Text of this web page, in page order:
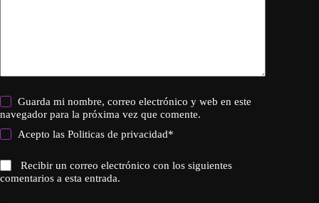
Guarda mi nombre, correo electrónico y web en este
navegador para la próxima vez que comente.
Acepto lasPoliticas de privacidad*
Recibir un correo electrónico con los siguientes
comentarios a esta entrada.